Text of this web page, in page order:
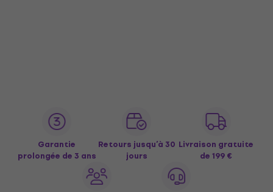
Garantie
prolongée de 3 ans
Retours jusqu’à 30
jours
Livraison gratuite
de 199 €